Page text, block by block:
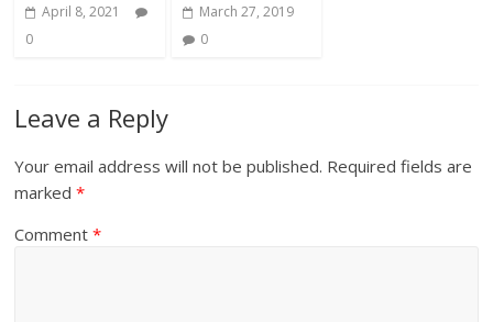
April 8, 2021
0
March 27, 2019
0
Leave a Reply
Your email address will not be published. Required fields are
marked*
Comment*